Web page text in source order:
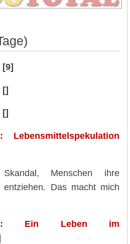
[9]
[]
[]
Lebensmittelspekulation
Menschen ihre
entziehen. Das macht mich
Ein Leben im